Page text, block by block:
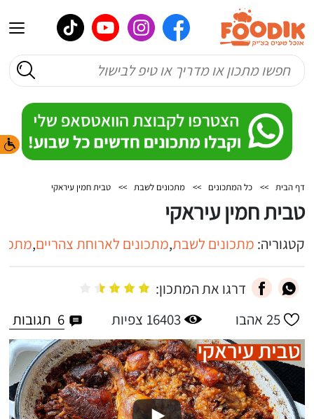
דף הבית >> כל המתכונים >> מתכונים לשבת >> טבית חמין עיראקי
טבית חמין עיראקי
קטגוריה: מתכונים לשבת,מתכונים לארוחת צהריים,
דרגו את המתכון:
25 אהבו 16403 צפיות 6 תגובות